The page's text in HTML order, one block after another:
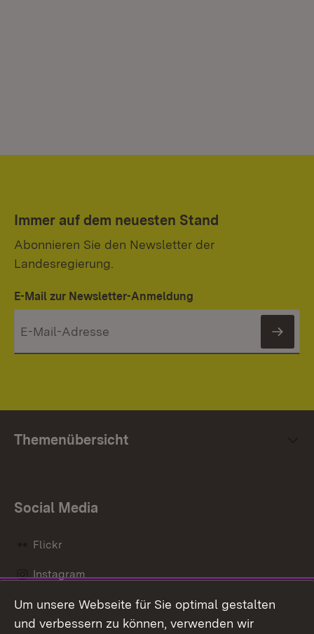
Immer auf dem neuesten Stand
Abonnieren Sie den Newsletter der
Landesregierung.
E-Mail zur Newsletter-Anmeldung
Themenübersicht
Social Media
Flickr
Instagram
Social Wall
Um unsere Webseite für Sie optimal gestalten
und verbessern zu können, verwenden wir